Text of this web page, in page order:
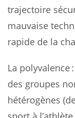
trajectoire
mauvaise
rapide de la
La polyvalence
des groupes
hétérogènes